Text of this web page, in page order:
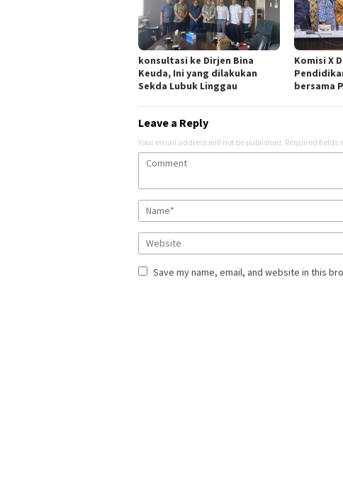
konsultasi ke Dirjen Bina
Keuda, Ini yang dilakukan
Sekda Lubuk Linggau
Komisi X
bersama
Leave a Reply
Your email address will not be published. Required fields
Save my name, email, and website in this